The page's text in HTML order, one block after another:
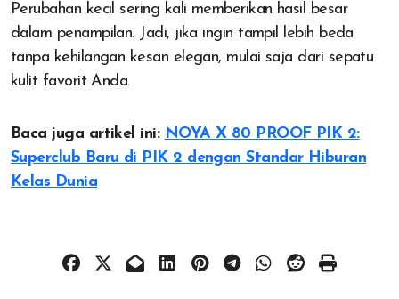
Perubahan kecil sering kali memberikan hasil besar
dalam penampilan. Jadi, jika ingin tampil lebih beda
tanpa kehilangan kesan elegan, mulai saja dari sepatu
kulit favorit Anda.
Baca juga artikel ini: NOYA X 80 PROOF PIK 2:
Superclub Baru di PIK 2 dengan Standar Hiburan
Kelas Dunia